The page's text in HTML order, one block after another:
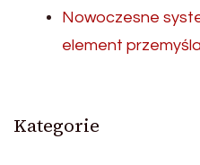
Nowoczesne
element
Kategorie